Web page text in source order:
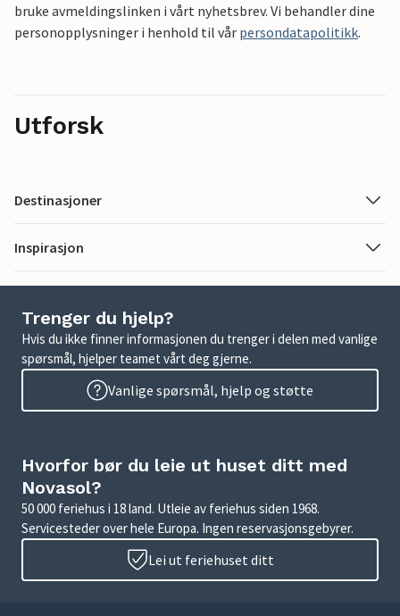
bruke avmeldingslinken i vårt nyhetsbrev. Vi behandler dine
personopplysninger i henhold til vår persondatapolitikk.
Utforsk
Destinasjoner
Inspirasjon
Trenger du hjelp?
Hvis du ikke finner informasjonen du trenger i delen med vanlige
spørsmål, hjelper teamet vårt deg gjerne.
Vanlige spørsmål, hjelp og støtte
Hvorfor bør du leie ut huset ditt med
Novasol?
50 000 feriehus i 18 land. Utleie av feriehus siden 1968.
Servicesteder over hele Europa. Ingen reservasjonsgebyrer.
Lei ut feriehuset ditt